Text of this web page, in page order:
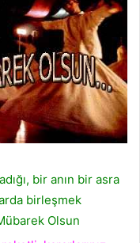
bir anın bir asra
birleşmek
Olsun